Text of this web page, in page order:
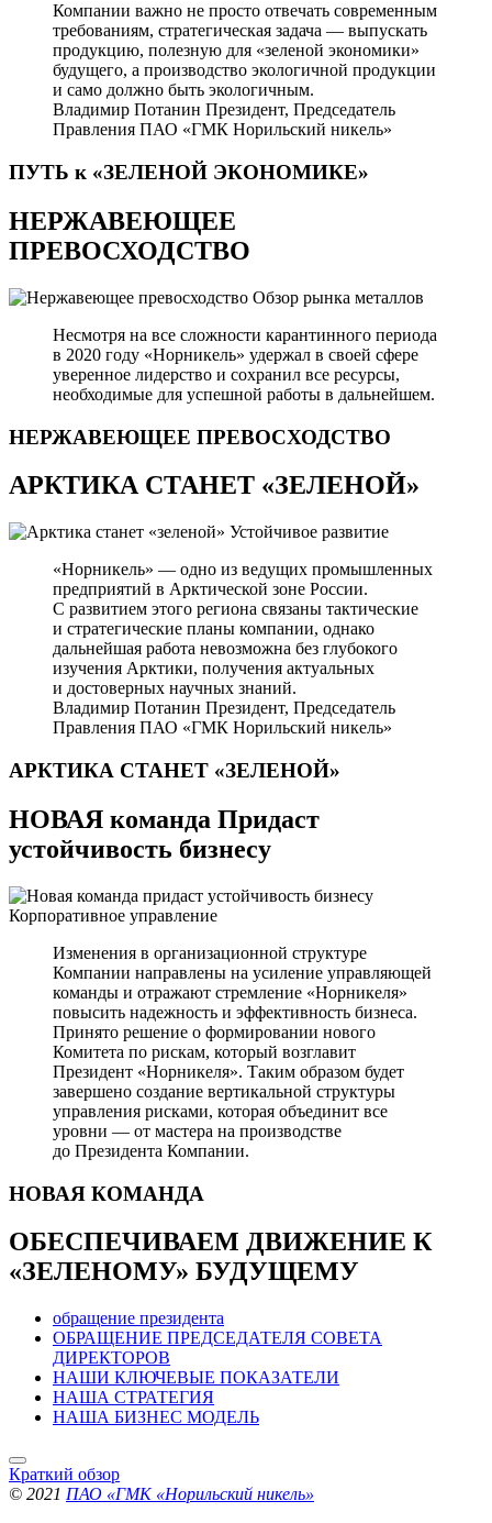
Компании важно не просто отвечать современным
требованиям, стратегическая задача — выпускать
продукцию, полезную для «зеленой экономики»
будущего, а производство экологичной продукции
и само должно быть экологичным.
Владимир Потанин Президент, Председатель
Правления ПАО «ГМК Норильский никель»
ПУТЬ к «ЗЕЛЕНОЙ ЭКОНОМИКЕ»
НЕРЖАВЕЮЩЕЕ
ПРЕВОСХОДСТВО
Обзор рынка металлов
Несмотря на все сложности карантинного периода
в 2020 году «Норникель» удержал в своей сфере
уверенное лидерство и сохранил все ресурсы,
необходимые для успешной работы в дальнейшем.
НЕРЖАВЕЮЩЕЕ ПРЕВОСХОДСТВО
АРКТИКА СТАНЕТ «ЗЕЛЕНОЙ»
Устойчивое развитие
«Норникель» — одно из ведущих промышленных
предприятий в Арктической зоне России.
С развитием этого региона связаны тактические
и стратегические планы компании, однако
дальнейшая работа невозможна без глубокого
изучения Арктики, получения актуальных
и достоверных научных знаний.
Владимир Потанин Президент, Председатель
Правления ПАО «ГМК Норильский никель»
АРКТИКА СТАНЕТ «ЗЕЛЕНОЙ»
НОВАЯ команда Придаст
устойчивость бизнесу
Корпоративное управление
Изменения в организационной структуре
Компании направлены на усиление управляющей
команды и отражают стремление «Норникеля»
повысить надежность и эффективность бизнеса.
Принято решение о формировании нового
Комитета по рискам, который возглавит
Президент «Норникеля». Таким образом будет
завершено создание вертикальной структуры
управления рисками, которая объединит все
уровни — от мастера на производстве
до Президента Компании.
НОВАЯ КОМАНДА
ОБЕСПЕЧИВАЕМ ДВИЖЕНИЕ К
«ЗЕЛЕНОМУ» БУДУЩЕМУ
обращение президента
ОБРАЩЕНИЕ ПРЕДСЕДАТЕЛЯ СОВЕТА
ДИРЕКТОРОВ
НАШИ КЛЮЧЕВЫЕ ПОКАЗАТЕЛИ
НАША СТРАТЕГИЯ
НАША БИЗНЕС МОДЕЛЬ
Краткий обзор
© 2021 ПАО «ГМК «Норильский никель»